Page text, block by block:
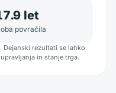
let
povračila
rezultati se lahko
in stanje trga.